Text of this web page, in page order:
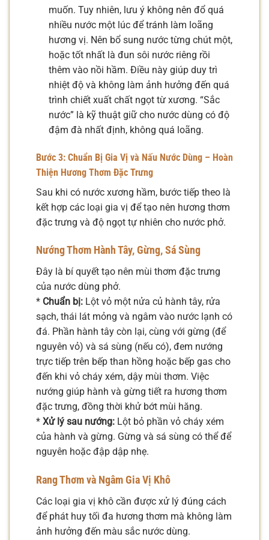
muốn. Tuy nhiên, lưu ý không nên đổ quá
nhiều nước một lúc để tránh làm loãng
hương vị. Nên bổ sung nước từng chút một,
hoặc tốt nhất là đun sôi nước riêng rồi
thêm vào nồi hầm. Điều này giúp duy trì
nhiệt độ và không làm ảnh hưởng đến quá
trình chiết xuất chất ngọt từ xương. “Sắc
nước” là kỹ thuật giữ cho nước dùng có độ
đậm đà nhất định, không quá loãng.
Bước 3: Chuẩn Bị Gia Vị và Nấu Nước Dùng – Hoàn
Thiện Hương Thơm Đặc Trưng
Sau khi có nước xương hầm, bước tiếp theo là
kết hợp các loại gia vị để tạo nên hương thơm
đặc trưng và độ ngọt tự nhiên cho nước phở.
Nướng Thơm Hành Tây, Gừng, Sá Sùng
Đây là bí quyết tạo nên mùi thơm đặc trưng
của nước dùng phở.
* Chuẩn bị: Lột vỏ một nửa củ hành tây, rửa
sạch, thái lát mỏng và ngâm vào nước lạnh có
đá. Phần hành tây còn lại, cùng với gừng (để
nguyên vỏ) và sá sùng (nếu có), đem nướng
trực tiếp trên bếp than hồng hoặc bếp gas cho
đến khi vỏ cháy xém, dậy mùi thơm. Việc
nướng giúp hành và gừng tiết ra hương thơm
đặc trưng, đồng thời khử bớt mùi hăng.
* Xử lý sau nướng: Lột bỏ phần vỏ cháy xém
của hành và gừng. Gừng và sá sùng có thể để
nguyên hoặc đập dập nhẹ.
Rang Thơm và Ngâm Gia Vị Khô
Các loại gia vị khô cần được xử lý đúng cách
để phát huy tối đa hương thơm mà không làm
ảnh hưởng đến màu sắc nước dùng.